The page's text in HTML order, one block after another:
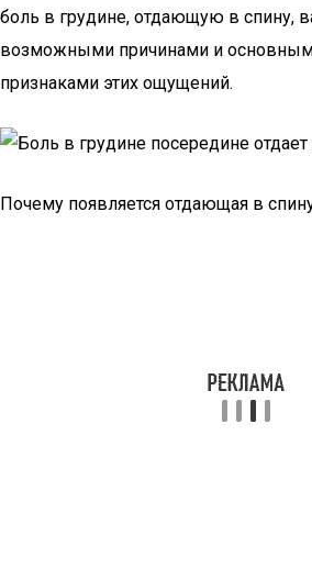
боль в грудине, отдающую в спину,
возможными причинами и
признаками этих ощущений.
Почему появляется отдающая в